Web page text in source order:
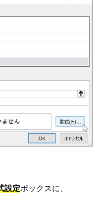
設定ボックスに、